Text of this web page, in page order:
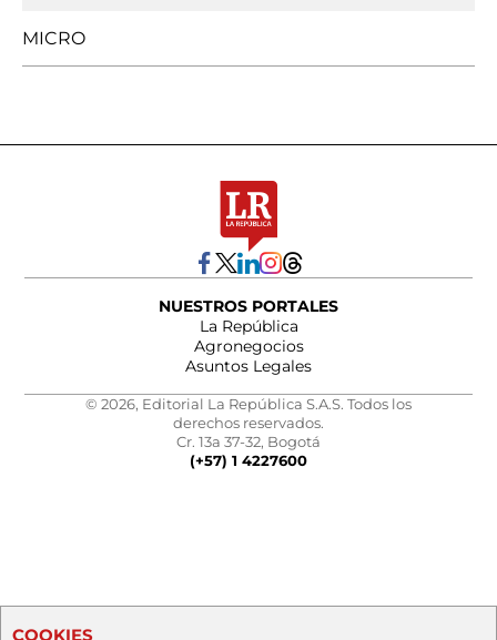
MICRO
NUESTROS PORTALES
La República
Agronegocios
Asuntos Legales
© 2026, Editorial La República S.A.S. Todos los
derechos reservados.
Cr. 13a 37-32, Bogotá
(+57) 1 4227600
COOKIES